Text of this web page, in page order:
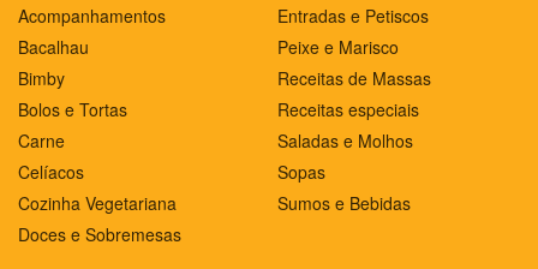
Acompanhamentos
Bacalhau
Bimby
Bolos e Tortas
Carne
Celíacos
Cozinha Vegetariana
Doces e Sobremesas
Entradas e Petiscos
Peixe e Marisco
Receitas de Massas
Receitas especiais
Saladas e Molhos
Sopas
Sumos e Bebidas